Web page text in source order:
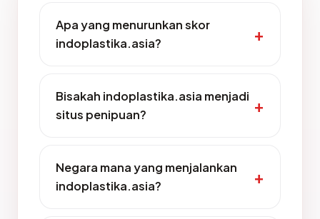
Apa yang menurunkan skor
indoplastika.asia?
Bisakah indoplastika.asia menjadi
situs penipuan?
Negara mana yang menjalankan
indoplastika.asia?